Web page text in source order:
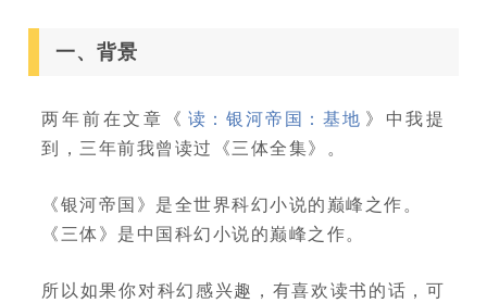
一、背景
两年前在文章《 读：银河帝国：基地 》中我提
到，三年前我曾读过《三体全集》。
《银河帝国》是全世界科幻小说的巅峰之作。
《三体》是中国科幻小说的巅峰之作。
所以如果你对科幻感兴趣，有喜欢读书的话，可